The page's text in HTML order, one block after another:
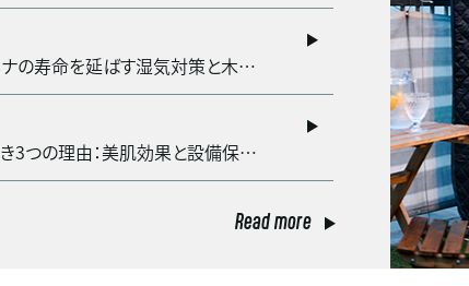
梅雨前に必須！バレルサウナの寿命を延ばす湿気対策と木材メンテ
サウナでメイクを落とすべき3つの理由：美肌効果と設備保護の観点から
Read more